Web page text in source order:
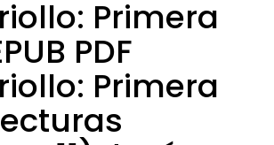
Primera
PDF
Primera